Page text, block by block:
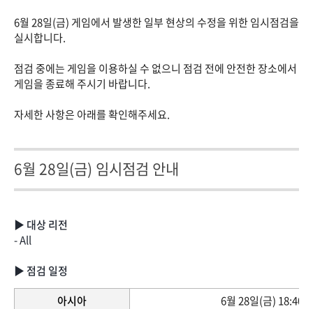
6월 28일(금) 게임에서 발생한 일부 현상의 수정을 위한 임시점검을
실시합니다.
점검 중에는 게임을 이용하실 수 없으니 점검 전에 안전한 장소에서
게임을 종료해 주시기 바랍니다.
자세한 사항은 아래를 확인해주세요.
6월 28일(금) 임시점검 안내
▶ 대상 리전
- All
▶ 점검 일정
아시아
6월 28일(금) 18:40 ~